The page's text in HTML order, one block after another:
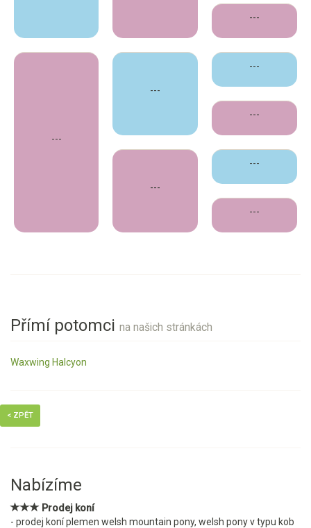
---
---
---
---
---
---
---
---
Přímí potomci na našich stránkách
Waxwing Halcyon
< ZPĚT
Nabízíme
Prodej koní
- prodej koní plemen welsh mountain pony, welsh pony v typu kob